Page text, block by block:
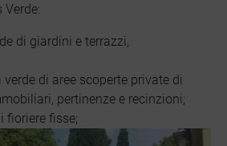
Verde:
di giardini e terrazzi,
di aree scoperte private di
pertinenze e recinzioni;
fioriere fisse;